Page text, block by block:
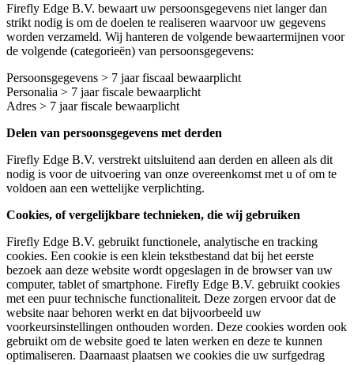
Firefly Edge B.V. bewaart uw persoonsgegevens niet langer dan
strikt nodig is om de doelen te realiseren waarvoor uw gegevens
worden verzameld. Wij hanteren de volgende bewaartermijnen voor
de volgende (categorieën) van persoonsgegevens:
Persoonsgegevens > 7 jaar fiscaal bewaarplicht
Personalia > 7 jaar fiscale bewaarplicht
Adres > 7 jaar fiscale bewaarplicht
Delen van persoonsgegevens met derden
Firefly Edge B.V. verstrekt uitsluitend aan derden en alleen als dit
nodig is voor de uitvoering van onze overeenkomst met u of om te
voldoen aan een wettelijke verplichting.
Cookies, of vergelijkbare technieken, die wij gebruiken
Firefly Edge B.V. gebruikt functionele, analytische en tracking
cookies. Een cookie is een klein tekstbestand dat bij het eerste
bezoek aan deze website wordt opgeslagen in de browser van uw
computer, tablet of smartphone. Firefly Edge B.V. gebruikt cookies
met een puur technische functionaliteit. Deze zorgen ervoor dat de
website naar behoren werkt en dat bijvoorbeeld uw
voorkeursinstellingen onthouden worden. Deze cookies worden ook
gebruikt om de website goed te laten werken en deze te kunnen
optimaliseren. Daarnaast plaatsen we cookies die uw surfgedrag